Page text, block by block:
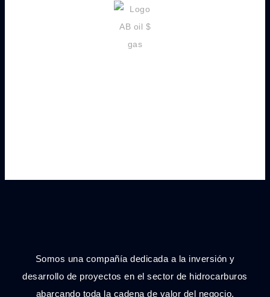
Somos una compañía dedicada a la inversión y
desarrollo de proyectos en el sector de hidrocarburos
abarcando toda la cadena de valor del negocio.